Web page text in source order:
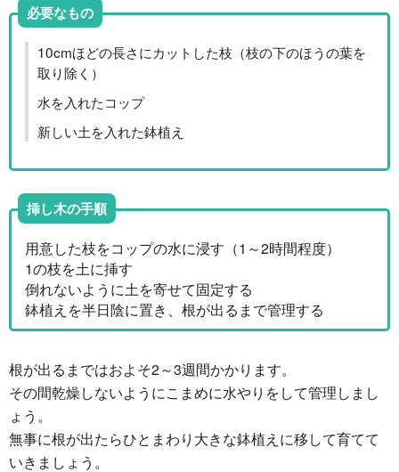
必要なもの
10cmほどの長さにカットした枝（枝の下のほうの葉を
取り除く）
水を入れたコップ
新しい土を入れた鉢植え
挿し木の手順
用意した枝をコップの水に浸す（1～2時間程度）
1の枝を土に挿す
倒れないように土を寄せて固定する
鉢植えを半日陰に置き、根が出るまで管理する
根が出るまではおよそ2～3週間かかります。
その間乾燥しないようにこまめに水やりをして管理しまし
ょう。
無事に根が出たらひとまわり大きな鉢植えに移して育てて
いきましょう。